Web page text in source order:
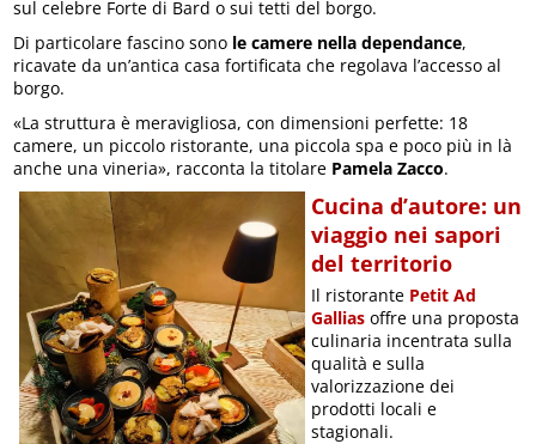
sul celebre Forte di Bard o sui tetti del borgo.
Di particolare fascino sono le camere nella dependance,
ricavate da un’antica casa fortificata che regolava l’accesso al
borgo.
«La struttura è meravigliosa, con dimensioni perfette: 18
camere, un piccolo ristorante, una piccola spa e poco più in là
anche una vineria», racconta la titolare Pamela Zacco.
Cucina d’autore: un
viaggio nei sapori
del territorio
Il ristorante Petit Ad
Gallias offre una proposta
culinaria incentrata sulla
qualità e sulla
valorizzazione dei
prodotti locali e
stagionali.